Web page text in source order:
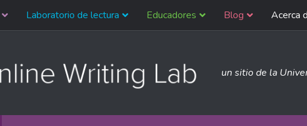
Laboratorio de lectura Educadores Blog Acerca
un sitio de la